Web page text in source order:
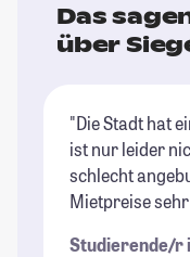
Das
über
"Die Stadt hat
ist nur leider
schlecht
Mietpreise
Studierende/r